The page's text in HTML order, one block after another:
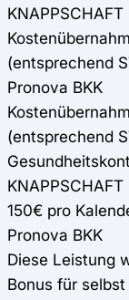
KNAPPSCHAFT
(entsprechend
Pronova BKK
(entsprechend
KNAPPSCHAFT
150€ pro
Pronova BKK
Diese Leistung
Bonus für